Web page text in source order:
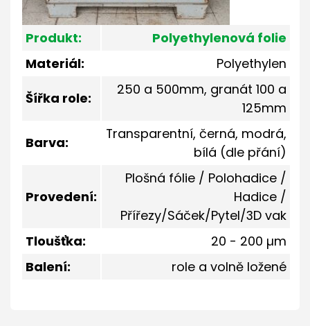
Produkt:
Polyethylenová folie
Materiál:
Polyethylen
Šířka role:
250 a 500mm, granát 100 a
125mm
Barva:
Transparentní, černá, modrá,
bílá (dle přání)
Provedení:
Plošná fólie / Polohadice /
Hadice /
Přířezy/Sáček/Pytel/3D vak
Tloušťka:
20 - 200 µm
Balení:
role a volně ložené